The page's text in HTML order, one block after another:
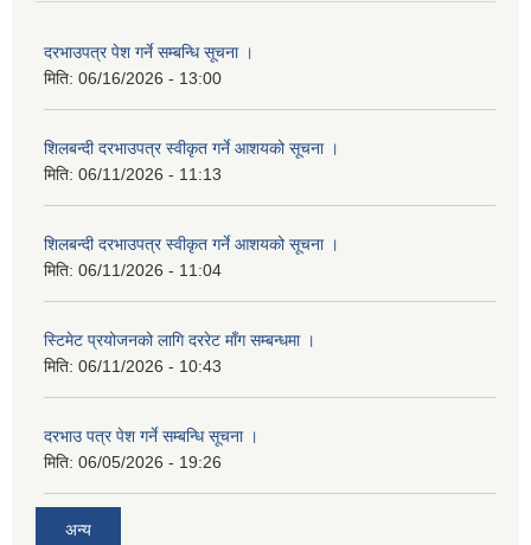
दरभाउपत्र पेश गर्ने सम्बन्धि सूचना ।
मिति: 06/16/2026 - 13:00
शिलबन्दी दरभाउपत्र स्वीकृत गर्ने आशयको सूचना ।
मिति: 06/11/2026 - 11:13
शिलबन्दी दरभाउपत्र स्वीकृत गर्ने आशयको सूचना ।
मिति: 06/11/2026 - 11:04
स्टिमेट प्रयोजनको लागि दररेट माँग सम्बन्धमा ।
मिति: 06/11/2026 - 10:43
दरभाउ पत्र पेश गर्ने सम्बन्धि सूचना ।
मिति: 06/05/2026 - 19:26
अन्य